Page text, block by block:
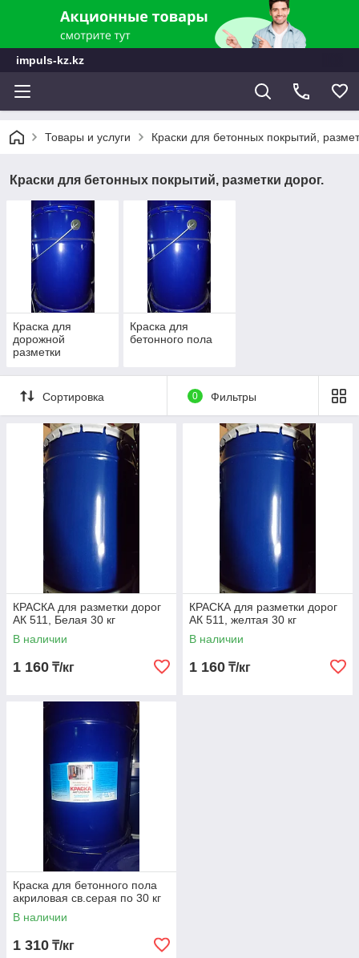
impuls-kz.kz
Товары и услуги Краски для бетонных покрытий,
Краски для бетонных покрытий, разметки дорог.
Краска для
дорожной
разметки
Краска для
бетонного пола
Сортировка 0 Фильтры
КРАСКА для разметки дорог
АК 511, Белая 30 кг
В наличии
1 160 ₸/кг
КРАСКА для разметки дорог
АК 511, желтая 30 кг
В наличии
1 160 ₸/кг
Краска для бетонного пола
акриловая св.серая по 30 кг
В наличии
1 310 ₸/кг